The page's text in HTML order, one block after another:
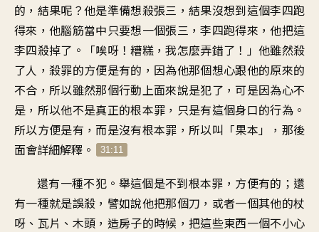
的，結果呢？他是準備想殺張三，結果沒想到這個李四跑
得來，他腦筋當中只要想一個張三，李四跑得來，他把這
李四殺掉了。「唉呀！糟糕，我怎麼弄錯了！」他雖然殺
了人，殺罪的方便是有的，因為他那個想心跟他的原來的
不合，所以雖然那個行動上面來說是犯了，可是因為心不
是，所以他不是真正的根本罪，只是有這個身口的行為。
所以方便是有，而是沒有根本罪，所以叫「果本」，那後
面會詳細解釋。
31:11
還有一種不犯。舉這個是不到根本罪，方便有的；還
有一種就是誤殺，譬如說他把那個刀，或者一個其他的杖
呀、瓦片、木頭，造房子的時候，把這些東西一個不小心